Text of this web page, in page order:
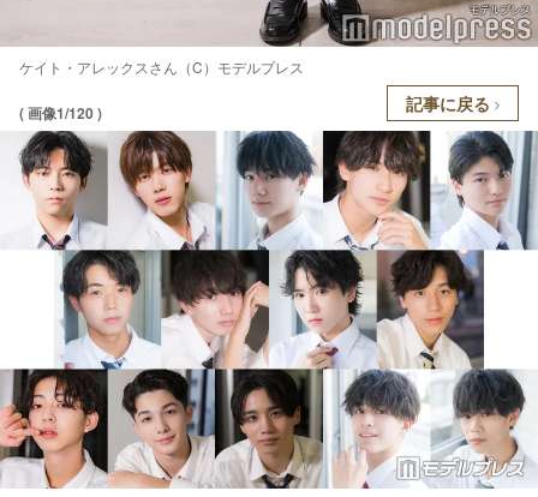
ケイト・アレックスさん（C）モデルプレス
( 画像1/120 ) 記事に戻る